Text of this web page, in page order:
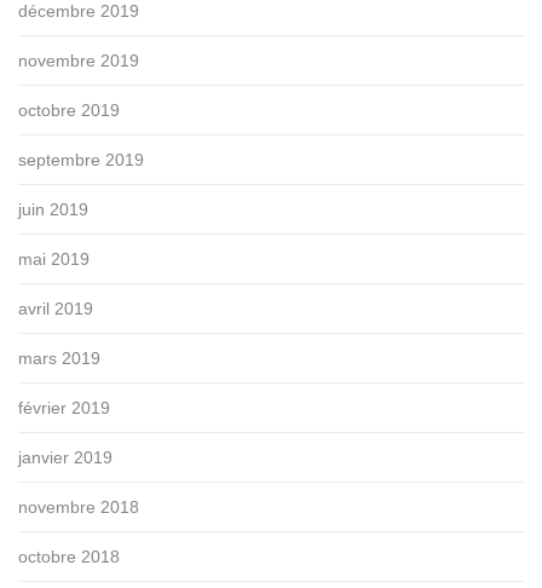
décembre 2019
novembre 2019
octobre 2019
septembre 2019
juin 2019
mai 2019
avril 2019
mars 2019
février 2019
janvier 2019
novembre 2018
octobre 2018